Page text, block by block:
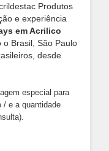
Produtos
e experiência
em Acrilico
Brasil, São Paulo
desde
especial para
/ e a quantidade